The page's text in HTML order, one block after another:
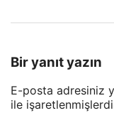
Bir yanıt yazın
E-posta adresiniz
ile